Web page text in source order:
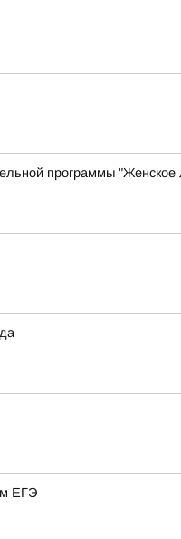
программы "Женское
ЕГЭ